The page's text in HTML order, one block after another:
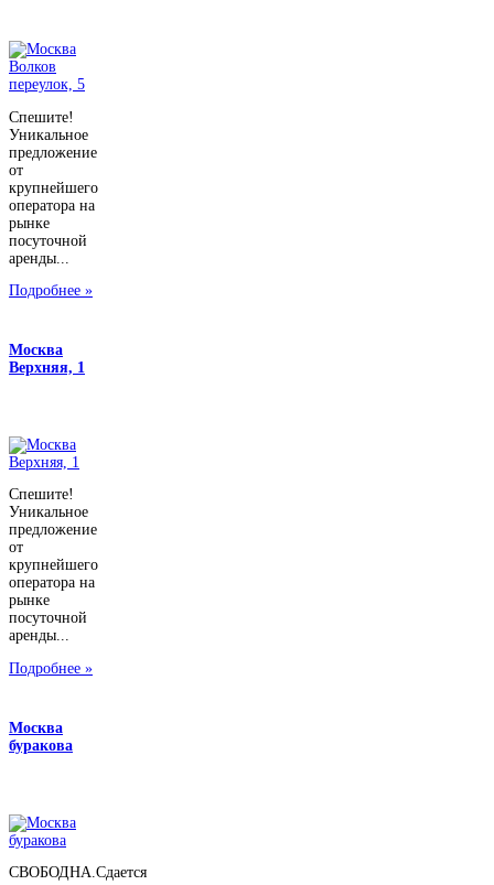
Спешите!
Уникальное
предложение
от
крупнейшего
оператора на
рынке
посуточной
аренды...
Подробнее »
Москва
Верхняя, 1
Спешите!
Уникальное
предложение
от
крупнейшего
оператора на
рынке
посуточной
аренды...
Подробнее »
Москва
буракова
СВОБОДНА.Сдается